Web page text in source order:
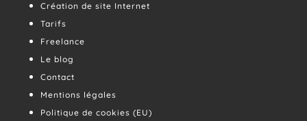
Création de site Internet
Tarifs
Freelance
Le blog
Contact
Mentions légales
Politique de cookies (EU)